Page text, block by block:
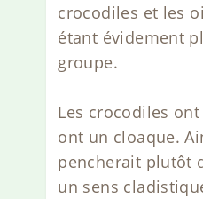
crocodiles et les
étant évidement
groupe.
Les crocodiles
ont un cloaque.
pencherait plutôt
un sens